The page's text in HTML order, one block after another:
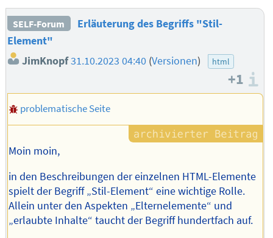
SELF-Forum
Erläuterung des Begriffs "Stil-
Element"
JimKnopf 31.10.2023 04:40 (Versionen) html
+1
problematische Seite
Moin moin,
in den Beschreibungen der einzelnen HTML-Elemente
spielt der Begriff „Stil-Element“ eine wichtige Rolle.
Allein unter den Aspekten „Elternelemente“ und
„erlaubte Inhalte“ taucht der Begriff hundertfach auf.